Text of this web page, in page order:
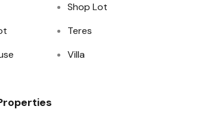
Shop Lot
Teres
Villa